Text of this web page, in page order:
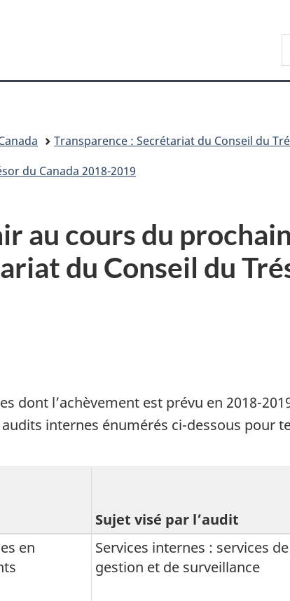
sujet
HTML
Transparence : Secrétariat du Conseil du
du Canada 2018-2019
au cours du
du Conseil du
dont l’achèvement est prévu en 2018-
internes énumérés ci-dessous pour
Sujet visé par l’audit
en
Services internes : services de
gestion et de surveillance